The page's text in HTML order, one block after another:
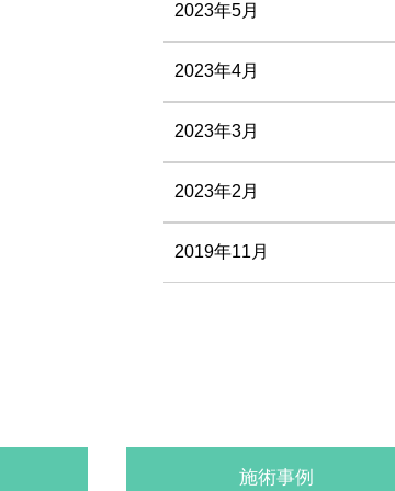
2023年5月
2023年4月
2023年3月
2023年2月
2019年11月
施術事例